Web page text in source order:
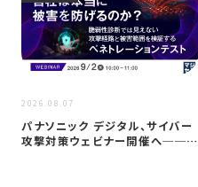
2026.08.07
パナソニック デジタル、サイバー
攻撃対策ウェビナー開催へ──自